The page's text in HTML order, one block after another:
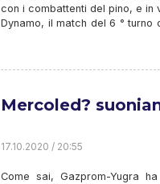
con i combattenti del pino, e in
Dynamo, il match del 6 ° turno
Mercoled?
17.10.2020 / 20:55
Come sai, Gazprom-Yugra